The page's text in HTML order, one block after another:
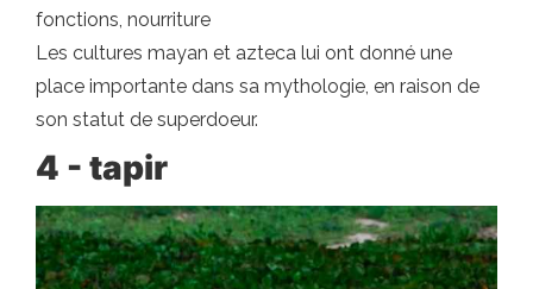
fonctions, nourriture
Les cultures mayan et azteca lui ont donné une
place importante dans sa mythologie, en raison de
son statut de superdoeur.
4 - tapir